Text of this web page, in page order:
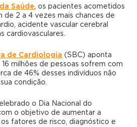
Saúde, os pacientes acometidos
de 2 a 4 vezes mais chances de
acidente vascular cerebral
cardiovasculares.
de Cardiologia (SBC) aponta
milhões de pessoas sofrem com
de 46% desses indivíduos não
condição.
o Dia Nacional do
o objetivo de aumentar a
fatores de risco, diagnóstico e